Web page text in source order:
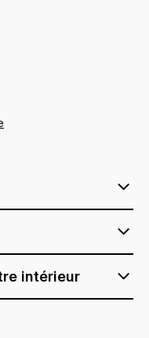
intérieur